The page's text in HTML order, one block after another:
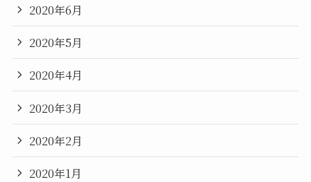
2020年6月
2020年5月
2020年4月
2020年3月
2020年2月
2020年1月